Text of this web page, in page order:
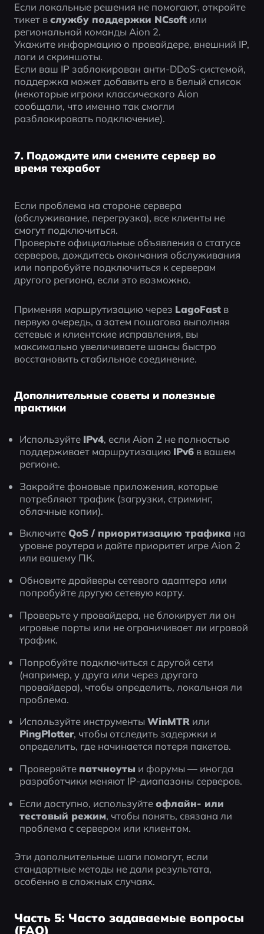
Если локальные решения не помогают, откройте
тикет в службу поддержки NCsoft или
региональной команды Aion 2.
Укажите информацию о провайдере, внешний IP,
логи и скриншоты.
Если ваш IP заблокирован анти-DDoS-системой,
поддержка может добавить его в белый список
(некоторые игроки классического Aion
сообщали, что именно так смогли
разблокировать подключение).
7. Подождите или смените сервер во
время техработ
Если проблема на стороне сервера
(обслуживание, перегрузка), все клиенты не
смогут подключиться.
Проверьте официальные объявления о статусе
серверов, дождитесь окончания обслуживания
или попробуйте подключиться к серверам
другого региона, если это возможно.
Применяя маршрутизацию через LagoFast в
первую очередь, а затем пошагово выполняя
сетевые и клиентские исправления, вы
максимально увеличиваете шансы быстро
восстановить стабильное соединение.
Дополнительные советы и полезные
практики
Используйте IPv4, если Aion 2 не полностью
поддерживает маршрутизацию IPv6 в вашем
регионе.
Закройте фоновые приложения, которые
потребляют трафик (загрузки, стриминг,
облачные копии).
Включите QoS / приоритизацию трафика на
уровне роутера и дайте приоритет игре Aion 2
или вашему ПК.
Обновите драйверы сетевого адаптера или
попробуйте другую сетевую карту.
Проверьте у провайдера, не блокирует ли он
игровые порты или не ограничивает ли игровой
трафик.
Попробуйте подключиться с другой сети
(например, у друга или через другого
провайдера), чтобы определить, локальная ли
проблема.
Используйте инструменты WinMTR
PingPlotter, чтобы отследить задержки и
определить, где начинается потеря пакетов.
Проверяйте патчноуты и форумы — иногда
разработчики меняют IP-диапазоны серверов.
Если доступно, используйте офлайн- или
тестовый режим, чтобы понять, связана ли
проблема с сервером или клиентом.
Эти дополнительные шаги помогут, если
стандартные методы не дали результата,
особенно в сложных случаях.
Часть 5: Часто задаваемые вопросы
(FAQ)